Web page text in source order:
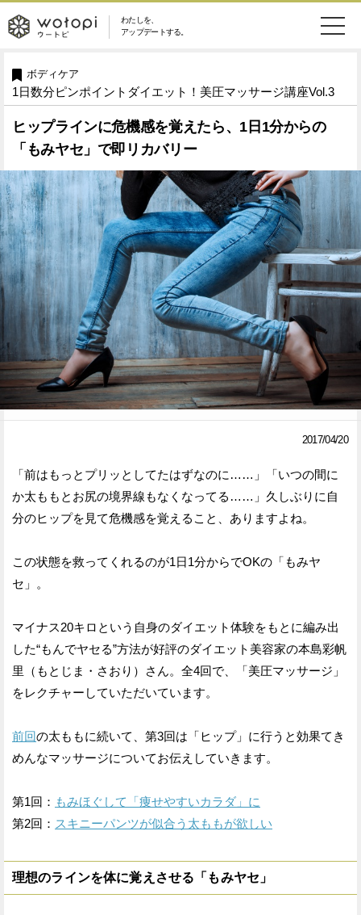
わたしを、
アップデートする。
wotopi
-
ウ
ー
ト
ピ
メ
ニ
ュ
恋愛・結婚
美容・コスメ 妊娠・出産
健康
ライフスタイル ファッション
ソーシャル SDGs
アイテム
ウートピとは？
Facebook
ェ
ア
る
Twitter
ア
る
ボディケア
1日数分ピンポイントダイエット！美圧マッサージ講座Vol.3
ヒップラインに危機感を覚えたら、1日1分からの
「もみヤセ」で即リカバリー
2017/04/20
「前はもっとプリッとしてたはずなのに……」「いつの間に
か太ももとお尻の境界線もなくなってる……」久しぶりに自
分のヒップを見て危機感を覚えること、ありますよね。
この状態を救ってくれるのが1日1分からでOKの「もみヤ
セ」。
マイナス20キロという自身のダイエット体験をもとに編み出
した“もんでヤセる”方法が好評のダイエット美容家の本島彩帆
里（もとじま・さおり）さん。全4回で、「美圧マッサージ」
をレクチャーしていただいています。
前回の太ももに続いて、第3回は「ヒップ」に行うと効果てき
めんなマッサージについてお伝えしていきます。
第1回： もみほぐして「痩せやすいカラダ」に
第2回： スキニーパンツが似合う太ももが欲しい
理想のラインを体に覚えさせる「もみヤセ」